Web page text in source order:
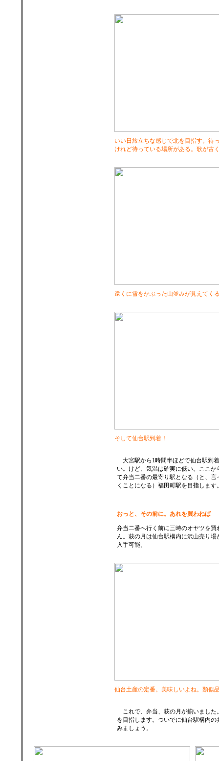
いい日旅立ちな感じで北を目指す。待
けれど待っている場所がある。歌が古
遠くに雪をかぶった山並みが見えてく
そして仙台駅到着！
大宮駅から1時間半ほどで仙台駅到
い。けど、気温は確実に低い。ここか
て弁当二番の最寄り駅となる（と、言
くことになる）福田町駅を目指します
おっと、その前に。あれを買わねば
弁当二番へ行く前に三時のオヤツを買
ん。萩の月は仙台駅構内に沢山売り場
入手可能。
仙台土産の定番。美味しいよね。類似
これで、弁当、萩の月が揃いました
を目指します。ついでに仙台駅構内の
みましょう。